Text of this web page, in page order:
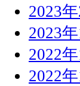
2023年
2023年
2022年
2022年